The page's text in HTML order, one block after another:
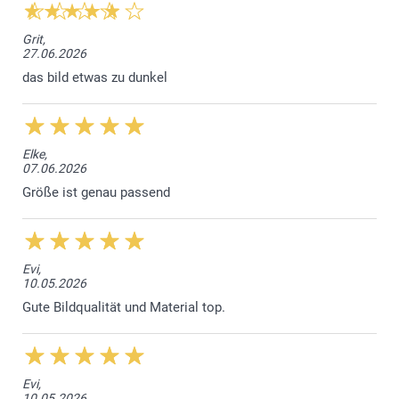
warnt Sie ein Dreieck, wenn die Textgrösse zu klein ist -
Klicken Sie auf "Vorschau", um das Endergebnis zu
sehen.
selbst gestaltetes T-Shirt in den Warenkorb.
12,5 cm
63,5 cm
Grit,
27.06.2026
das bild etwas zu dunkel
Elke,
07.06.2026
Größe ist genau passend
Evi,
10.05.2026
Gute Bildqualität und Material top.
Evi,